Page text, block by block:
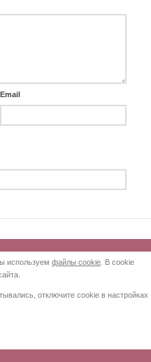
Email
используем файлы cookie . В cookie
отключите cookie в настройках